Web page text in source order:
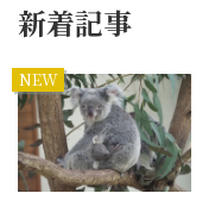
新着記事
NEW